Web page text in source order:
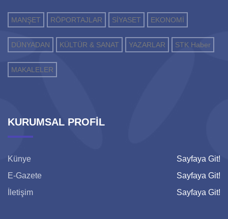
MANŞET RÖPORTAJLAR SİYASET EKONOMİ
DÜNYADAN KÜLTÜR & SANAT YAZARLAR STK Haber
MAKALELER
KURUMSAL PROFİL
Künye
Sayfaya Git!
E-Gazete
Sayfaya Git!
İletişim
Sayfaya Git!